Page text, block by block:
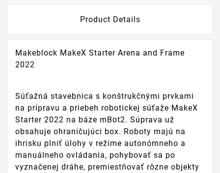
Product Details
Makeblock MakeX Starter Arena and Frame
2022
Súťažná stavebnica s konštrukčnými prvkami
na prípravu a priebeh robotickej súťaže MakeX
Starter 2022 na báze mBot2. Súprava už
obsahuje ohraničujúci box. Roboty majú na
ihrisku plniť úlohy v režime autonómneho a
manuálneho ovládania, pohybovať sa po
vyznačenej dráhe, premiestňovať rôzne objekty